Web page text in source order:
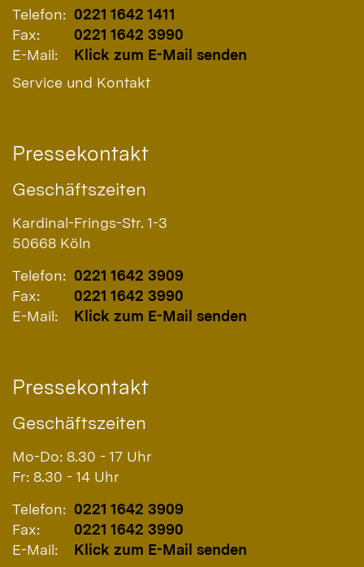
Telefon: 0221 1642 1411
Fax:
0221 1642 3990
E-Mail:
Klick zum E-Mail senden
Service und Kontakt
Pressekontakt
Geschäftszeiten
Kardinal-Frings-Str. 1-3
50668 Köln
Telefon: 0221 1642 3909
Fax:
0221 1642 3990
E-Mail:
Klick zum E-Mail senden
Pressekontakt
Geschäftszeiten
Mo-Do: 8.30 - 17 Uhr
Fr: 8.30 - 14 Uhr
Telefon: 0221 1642 3909
Fax:
0221 1642 3990
E-Mail:
Klick zum E-Mail senden